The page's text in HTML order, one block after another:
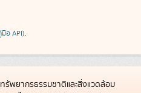
มือ API).
พยากรธรรมชาติและสิ่งแวดล้อม